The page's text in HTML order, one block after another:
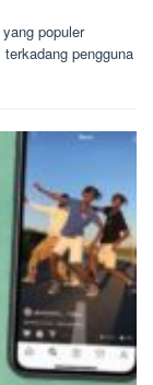
populer
pengguna